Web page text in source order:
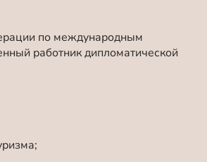
по международным
работник дипломатической